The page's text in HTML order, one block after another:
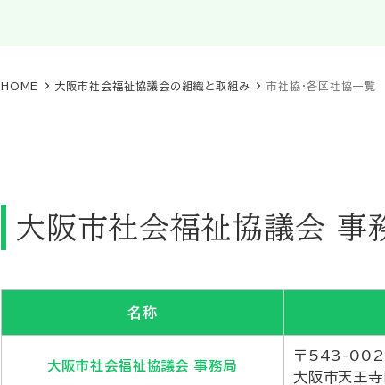
HOME 大阪市社会福祉協議会の組織と取組み 市社協・各区社協一覧
大阪市社会福祉協議会 事
名称
大阪市社会福祉協議会 事務局
〒543-
大阪市天王